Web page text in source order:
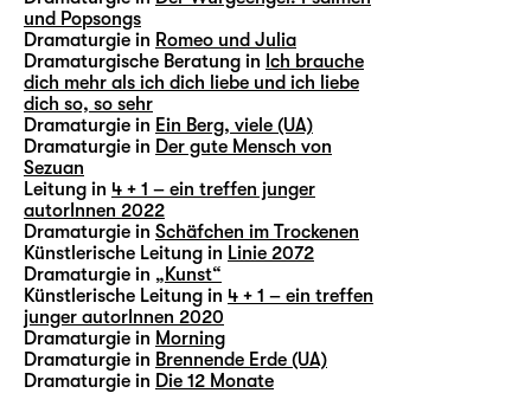
und Popsongs
Dramaturgie in Romeo und Julia
Dramaturgische Beratung in Ich brauche
dich mehr als ich dich liebe und ich liebe
dich so, so sehr
Dramaturgie in Ein Berg, viele (UA)
Dramaturgie in Der gute Mensch von
Sezuan
Leitung in 4 + 1 – ein treffen junger
autorInnen 2022
Dramaturgie in Schäfchen im Trockenen
Künstlerische Leitung in Linie 2072
Dramaturgie in „Kunst“
Künstlerische Leitung in 4 + 1 – ein treffen
junger autorInnen 2020
Dramaturgie in Morning
Dramaturgie in Brennende Erde (UA)
Dramaturgie in Die 12 Monate